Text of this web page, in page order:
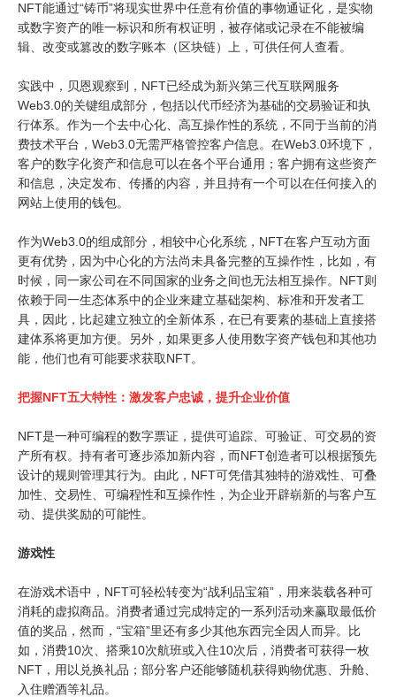
NFT能通过“铸币”将现实世界中任意有价值的事物通证化，是实物
或数字资产的唯一标识和所有权证明，被存储或记录在不能被编
辑、改变或篡改的数字账本（区块链）上，可供任何人查看。
实践中，贝恩观察到，NFT已经成为新兴第三代互联网服务
Web3.0的关键组成部分，包括以代币经济为基础的交易验证和执
行体系。作为一个去中心化、高互操作性的系统，不同于当前的消
费技术平台，Web3.0无需严格管控客户信息。在Web3.0环境下，
客户的数字化资产和信息可以在各个平台通用；客户拥有这些资产
和信息，决定发布、传播的内容，并且持有一个可以在任何接入的
网站上使用的钱包。
作为Web3.0的组成部分，相较中心化系统，NFT在客户互动方面
更有优势，因为中心化的方法尚未具备完整的互操作性，比如，有
时候，同一家公司在不同国家的业务之间也无法相互操作。NFT则
依赖于同一生态体系中的企业来建立基础架构、标准和开发者工
具，因此，比起建立独立的全新体系，在已有要素的基础上直接搭
建体系将更加方便。另外，如果更多人使用数字资产钱包和其他功
能，他们也有可能要求获取NFT。
把握NFT五大特性：激发客户忠诚，提升企业价值
NFT是一种可编程的数字票证，提供可追踪、可验证、可交易的资
产所有权。持有者可逐步添加新内容，而NFT创造者可以根据预先
设计的规则管理其行为。由此，NFT可凭借其独特的游戏性、可叠
加性、交易性、可编程性和互操作性，为企业开辟崭新的与客户互
动、提供奖励的可能性。
游戏性
在游戏术语中，NFT可轻松转变为“战利品宝箱”，用来装载各种可
消耗的虚拟商品。消费者通过完成特定的一系列活动来赢取最低价
值的奖品，然而，“宝箱”里还有多少其他东西完全因人而异。比
如，消费10次、搭乘10次航班或入住10次后，消费者可获得一枚
NFT，用以兑换礼品；部分客户还能够随机获得购物优惠、升舱、
入住赠酒等礼品。